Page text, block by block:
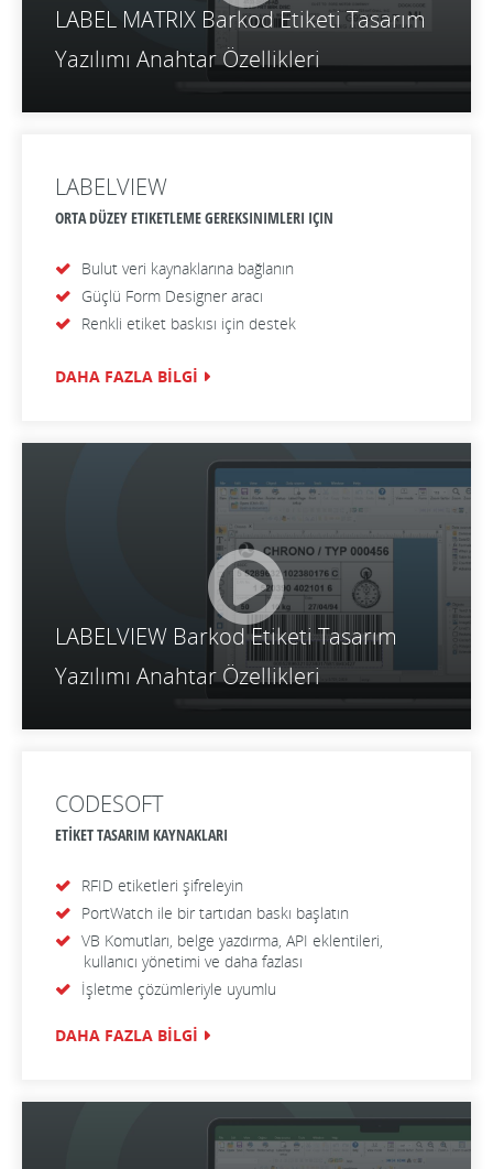
LABEL MATRIX Barkod Etiketi Tasarım
Yazılımı Anahtar Özellikleri
LABELVIEW
ORTA DÜZEY ETIKETLEME GEREKSINIMLERI IÇIN
Bulut veri kaynaklarına bağlanın
Güçlü Form Designer aracı
Renkli etiket baskısı için destek
DAHA FAZLA BİLGİ
LABELVIEW Barkod Etiketi Tasarım
Yazılımı Anahtar Özellikleri
CODESOFT
ETİKET TASARIM KAYNAKLARI
RFID etiketleri şifreleyin
PortWatch ile bir tartıdan baskı başlatın
VB Komutları, belge yazdırma, API eklentileri,
kullanıcı yönetimi ve daha fazlası
İşletme çözümleriyle uyumlu
DAHA FAZLA BİLGİ